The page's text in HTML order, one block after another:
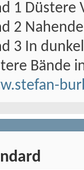
1 Düstere
2
3 In
Bände